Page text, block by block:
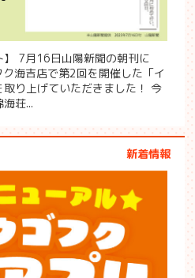
】 7月16日山陽新聞の朝刊に
海吉店で第2回を開催した「イ
取り上げていただきました！ 今
荘...
新着情報